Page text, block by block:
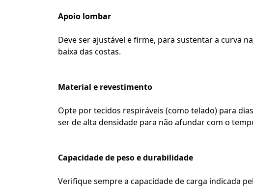
Apoio lombar
Deve ser ajustável e firme, para sustentar a curva
baixa das costas.
Material e revestimento
Opte por tecidos respiráveis (como telado) para
ser de alta densidade para não afundar com o
Capacidade de peso e durabilidade
Verifique sempre a capacidade de carga indicada